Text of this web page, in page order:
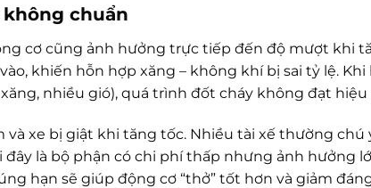
chuẩn
cơ cũng ảnh hưởng trực tiếp đến độ mượt khi
khiến hỗn hợp xăng – không khí bị sai tỷ lệ. Khi
nhiều gió), quá trình đốt cháy không đạt
xe bị giật khi tăng tốc. Nhiều tài xế thường chú
là bộ phận có chi phí thấp nhưng ảnh hưởng
hạn sẽ giúp động cơ “thở” tốt hơn và giảm